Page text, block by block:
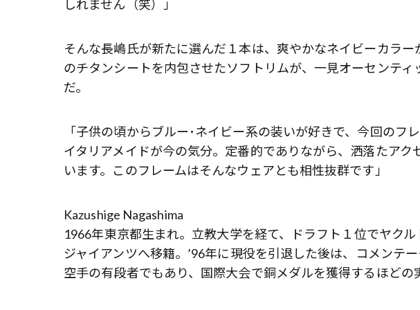
しれません（笑）」
そんな長嶋氏が新たに選んだ１本は、爽やかなネイビーカラ
のチタンシートを内包させたソフトリムが、一見オーセンティ
だ。
「子供の頃からブルー･ネイビー系の装いが好きで、今回のフ
イタリアメイドが今の気分。定番的でありながら、洒落たアク
います。このフレームはそんなウェアとも相性抜群です」
Kazushige Nagashima
1966年東京都生まれ。立教大学を経て、ドラフト１位でヤク
ジャイアンツへ移籍。’96年に現役を引退した後は、コメンテ
空手の有段者でもあり、国際大会で銅メダルを獲得するほどの